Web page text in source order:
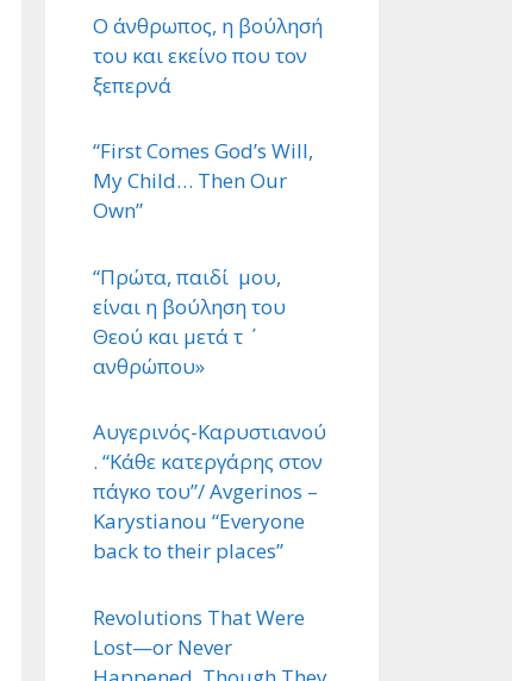
Ο άνθρωπος, η βούλησή
του και εκείνο που τον
ξεπερνά
“First Comes God’s Will,
My Child… Then Our
Own”
“Πρώτα, παιδί μου,
είναι η βούληση του
Θεού και μετά τ ΄
ανθρώπου»
Αυγερινός-Καρυστιανού
. “Κάθε κατεργάρης στον
πάγκο του”/ Avgerinos –
Karystianou “Εveryone
back to their places”
Revolutions That Were
Lost—or Never